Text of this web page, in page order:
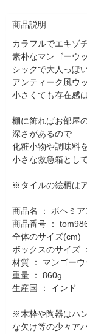
商品説明
カラフルでエキゾ
素朴なマンゴーウ
シックで大人っぽ
アンティーク風ウ
小さくても存在感
棚に飾ればお部屋
深さがあるので
化粧小物や調味料
小さな救急箱とし
※タイルの絵柄は
商品名 ： ボヘミ
商品番号 ：
全体のサイズ(cm)
ボックスのサイズ
材質 ： マンゴー
重量 ： 860g
生産国 ： インド
※木枠や陶器はハ
な欠け等の少々ア